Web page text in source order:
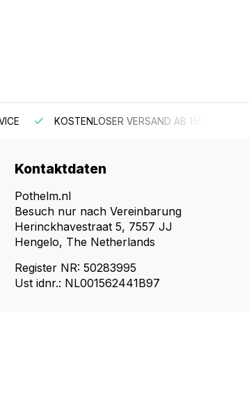
KOSTENLOSER VERSAND AB 150 €
Kontaktdaten
Pothelm.nl
Besuch nur nach Vereinbarung
Herinckhavestraat 5, 7557 JJ
Hengelo, The Netherlands
Register NR: 50283995
Ust idnr.: NL001562441B97